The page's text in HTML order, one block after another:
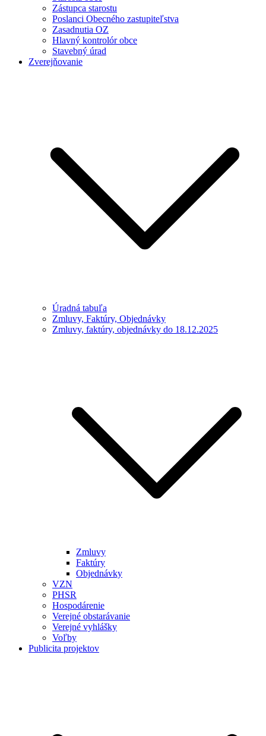
Zástupca starostu
Poslanci Obecného zastupiteľstva
Zasadnutia OZ
Hlavný kontrolór obce
Stavebný úrad
Zverejňovanie
Úradná tabuľa
Zmluvy, Faktúry, Objednávky
Zmluvy, faktúry, objednávky do 18.12.2025
Zmluvy
Faktúry
Objednávky
VZN
PHSR
Hospodárenie
Verejné obstarávanie
Verejné vyhlášky
Voľby
Publicita projektov